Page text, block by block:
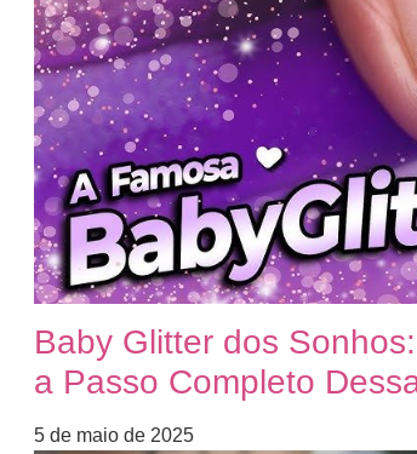
Baby Glitter dos
a Passo Completo
5 de maio de 2025